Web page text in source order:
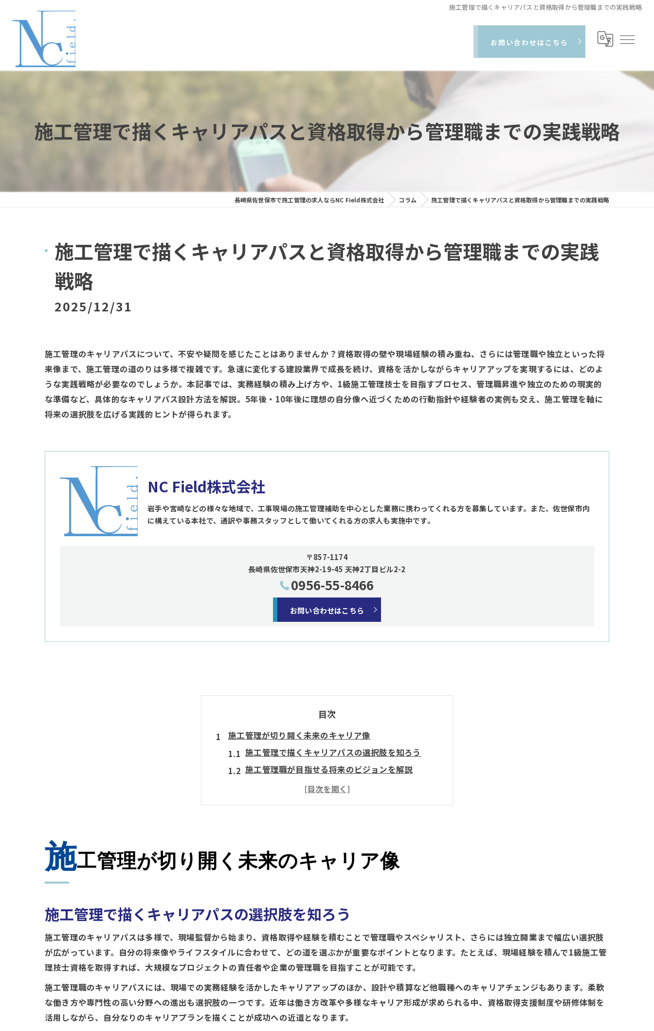
施工管理で描くキャリアパスと資格取得から管理職までの実践戦略
お問い合わせはこちら
施工管理で描くキャリアパスと資格取得から管理職までの実践戦略
長崎県佐世保市で施工管理の求人ならNC Field株式会社 コラム 施工管理で描くキャリアパスと資格取得から管理職までの実践戦略
施工管理で描くキャリアパスと資格取得から管理職までの実践
戦略
2025/12/31
施工管理のキャリアパスについて、不安や疑問を感じたことはありませんか？資格取得の壁や現場経験の積み重ね、さらには管理職や独立といった将
来像まで、施工管理の道のりは多様で複雑です。急速に変化する建設業界で成長を続け、資格を活かしながらキャリアアップを実現するには、どのよ
うな実践戦略が必要なのでしょうか。本記事では、実務経験の積み上げ方や、1級施工管理技士を目指すプロセス、管理職昇進や独立のための現実的
な準備など、具体的なキャリアパス設計方法を解説。5年後・10年後に理想の自分像へ近づくための行動指針や経験者の実例も交え、施工管理を軸に
将来の選択肢を広げる実践的ヒントが得られます。
NC Field株式会社
岩手や宮崎などの様々な地域で、工事現場の施工管理補助を中心とした業務に携わってくれる方を募集しています。また、佐世保市内
に構えている本社で、通訳や事務スタッフとして働いてくれる方の求人も実施中です。
〒857-1174
長崎県佐世保市天神2-19-45 天神2丁目ビル2-2
0956-55-8466
お問い合わせはこちら
目次
施工管理が切り開く未来のキャリア像
施工管理で描くキャリアパスの選択肢を知ろう
施工管理職が目指せる将来のビジョンを解説
施工管理でキャリアアップが実現する理由
施工管理の現場経験が将来に与える影響とは
施工管理資格取得がキャリアアップの鍵となる理由
施工管理で難関資格を目指すプロセスを徹底解説
施工管理でキャリアアップに必要な準備とは
施工管理技士合格後のキャリアパスの広げ方
管理職を目指す施工管理の実践法
施工管理から管理職へ昇進するための条件とは
施工管理経験を管理職で活かすポイントを解説
管理職を目指す施工管理のスキルアップ術
施工管理で評価されるリーダーシップの磨き方
管理職昇進後の施工管理キャリアプラン設計術
施工管理が切り開く未来のキャリア像
施工管理で描くキャリアパスの選択肢を知ろう
施工管理のキャリアパスは多様で、現場監督から始まり、資格取得や経験を積むことで管理職やスペシャリスト、さらには独立開業まで幅広い選択肢
が広がっています。自分の将来像やライフスタイルに合わせて、どの道を選ぶかが重要なポイントとなります。たとえば、現場経験を積んで1級施工管
理技士資格を取得すれば、大規模なプロジェクトの責任者や企業の管理職を目指すことが可能です。
施工管理職のキャリアパスには、現場での実務経験を活かしたキャリアアップのほか、設計や積算など他職種へのキャリアチェンジもあります。柔軟
な働き方や専門性の高い分野への進出も選択肢の一つです。近年は働き方改革や多様なキャリア形成が求められる中、資格取得支援制度や研修体制を
活用しながら、自分なりのキャリアプランを描くことが成功への近道となります。